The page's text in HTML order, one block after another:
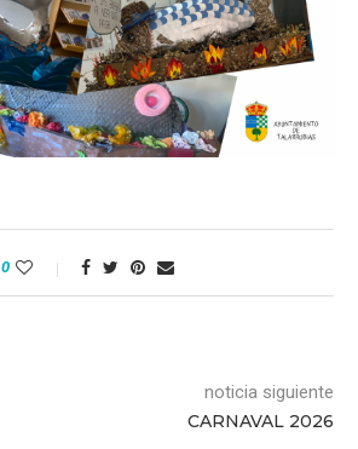
0
noticia siguiente
CARNAVAL 2026